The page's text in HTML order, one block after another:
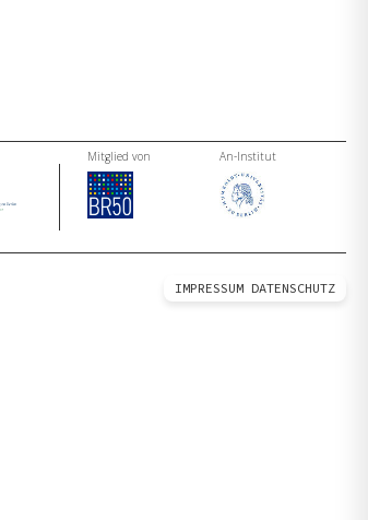
Mitglied von An-Institut
IMPRESSUM DATENSCHUTZ